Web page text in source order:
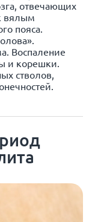
отвечающих
вялым
пояса.
Воспаление
и корешки.
стволов,